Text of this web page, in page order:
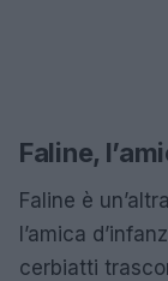
Faline,
Faline è
l’amica
cerbiatti